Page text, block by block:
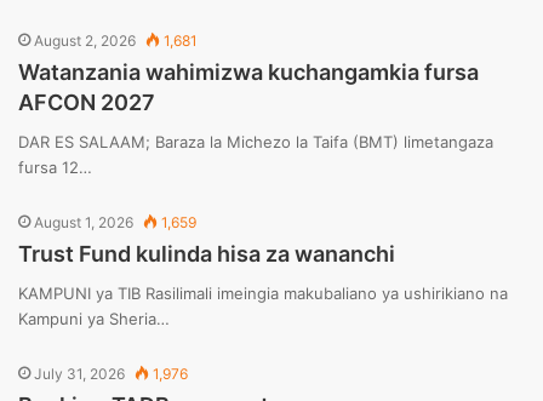
August 2, 2026 1,681
Watanzania wahimizwa kuchangamkia fursa
AFCON 2027
DAR ES SALAAM; Baraza la Michezo la Taifa (BMT) limetangaza
fursa 12…
August 1, 2026 1,659
Trust Fund kulinda hisa za wananchi
KAMPUNI ya TIB Rasilimali imeingia makubaliano ya ushirikiano na
Kampuni ya Sheria…
July 31, 2026 1,976